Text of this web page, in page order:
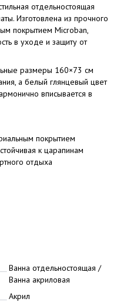
отдельностоящая
Изготовлена из прочного
покрытием Microban,
в уходе и защиту от
размеры 160×73 см
а белый глянцевый цвет
вписывается в
покрытием
к царапинам
отдыха
Ванна отдельностоящая /
Ванна акриловая
Акрил